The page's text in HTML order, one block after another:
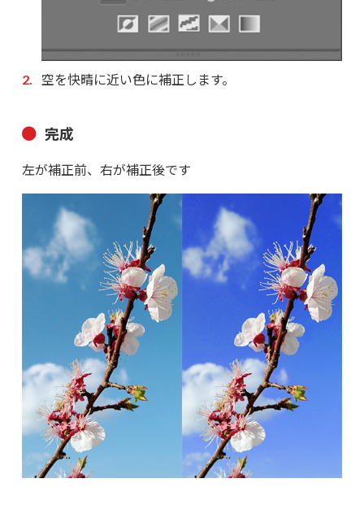
空を快晴に近い色に補正します。
完成
左が補正前、右が補正後です